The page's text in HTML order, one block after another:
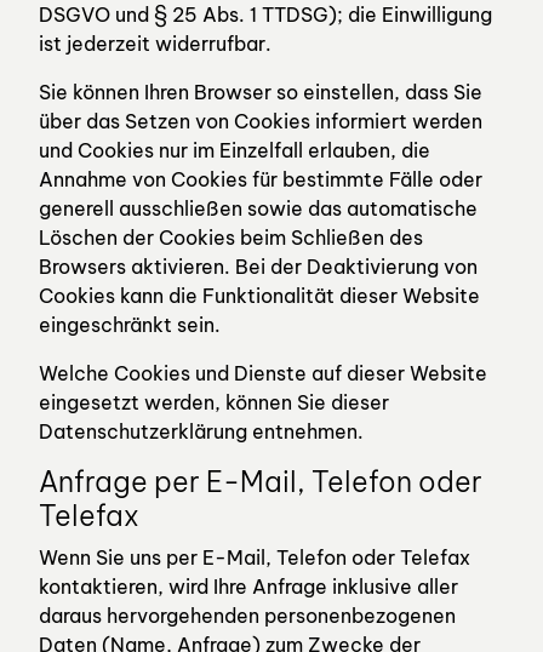
DSGVO und § 25 Abs. 1 TTDSG); die Einwilligung
ist jederzeit widerrufbar.
Sie können Ihren Browser so einstellen, dass Sie
über das Setzen von Cookies informiert werden
und Cookies nur im Einzelfall erlauben, die
Annahme von Cookies für bestimmte Fälle oder
generell ausschließen sowie das automatische
Löschen der Cookies beim Schließen des
Browsers aktivieren. Bei der Deaktivierung von
Cookies kann die Funktionalität dieser Website
eingeschränkt sein.
Welche Cookies und Dienste auf dieser Website
eingesetzt werden, können Sie dieser
Datenschutzerklärung entnehmen.
Anfrage per E-Mail, Telefon oder
Telefax
Wenn Sie uns per E-Mail, Telefon oder Telefax
kontaktieren, wird Ihre Anfrage inklusive aller
daraus hervorgehenden personenbezogenen
Daten (Name, Anfrage) zum Zwecke der